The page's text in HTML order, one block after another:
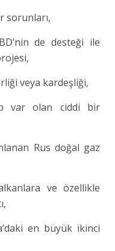
sorunları,
de desteği ile
veya kardeşliği,
var olan ciddi bir
Rus doğal gaz
ve özellikle
en büyük ikinci